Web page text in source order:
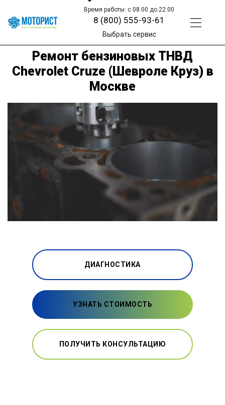
Время работы: с 08:00 до 22:00
8 (800) 555-93-61
Выбрать сервис
Ремонт бензиновых ТНВД
Chevrolet Cruze (Шевроле Круз) в
Москве
ДИАГНОСТИКА
УЗНАТЬ СТОИМОСТЬ
ПОЛУЧИТЬ КОНСУЛЬТАЦИЮ